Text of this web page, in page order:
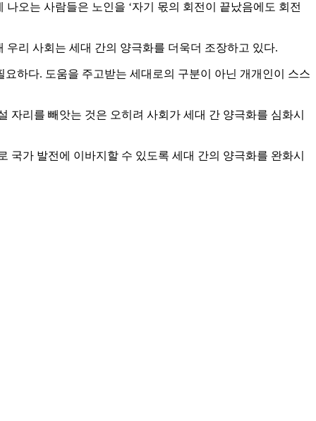
오는 사람들은 노인을 ‘자기 몫의 회전이 끝났음에도 회전
리 사회는 세대 간의 양극화를 더욱더 조장하고 있다.
하다. 도움을 주고받는 세대로의 구분이 아닌 개개인이 스스
리를 빼앗는 것은 오히려 사회가 세대 간 양극화를 심화시
가 발전에 이바지할 수 있도록 세대 간의 양극화를 완화시